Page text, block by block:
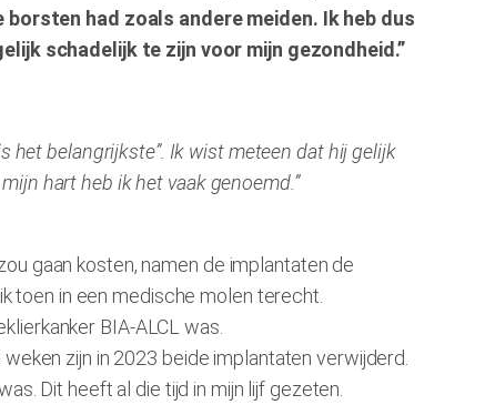
had zoals andere meiden. Ik heb dus
schadelijk te zijn voor mijn gezondheid.”
het belangrijkste”. Ik wist meteen dat hij gelijk
hart heb ik het vaak genoemd.”
gaan kosten, namen de implantaten de
toen in een medische molen terecht.
BIA-ALCL was.
zijn in 2023 beide implantaten verwijderd.
Dit heeft al die tijd in mijn lijf gezeten.